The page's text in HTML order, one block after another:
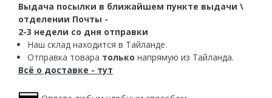
Выдача посылки в ближайшем пункте выдачи \
отделении Почты -
2-3 недели со дня отправки
Наш склад находится в Тайланде.
Отправка товара только напрямую из Тайланда.
Всё о доставке - тут